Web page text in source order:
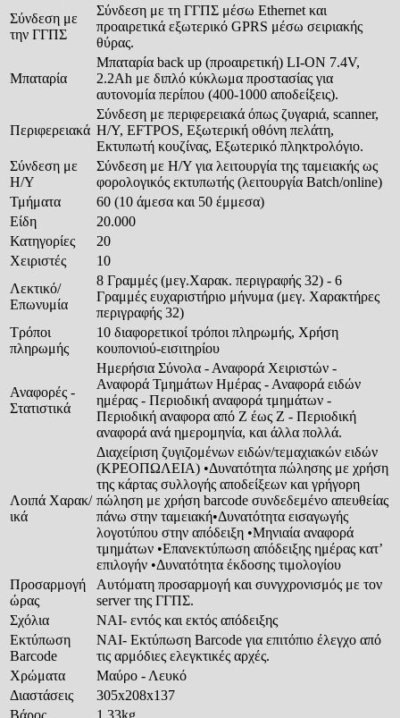
Σύνδεση με
την ΓΓΠΣ
Σύνδεση με τη ΓΓΠΣ μέσω Ethernet και
προαιρετικά εξωτερικό GPRS μέσω σειριακής
θύρας.
Μπαταρία
Μπαταρία back up (προαιρετική) LI-ON 7.4V,
2.2Ah με διπλό κύκλωμα προστασίας για
αυτονομία περίπου (400-1000 αποδείξεις).
Περιφερειακά
Σύνδεση με περιφερειακά όπως ζυγαριά, scanner,
Η/Υ, EFTPOS, Εξωτερική οθόνη πελάτη,
Εκτυπωτή κουζίνας, Εξωτερικό πληκτρολόγιο.
Σύνδεση με
Η/Υ
Σύνδεση με Η/Υ για λειτουργία της ταμειακής ως
φορολογικός εκτυπωτής (λειτουργία Batch/online)
Τμήματα
60 (10 άμεσα και 50 έμμεσα)
Είδη
20.000
Κατηγορίες
20
Χειριστές
10
Λεκτικό/
Επωνυμία
8 Γραμμές (μεγ.Χαρακ. περιγραφής 32) - 6
Γραμμές ευχαριστήριο μήνυμα (μεγ. Χαρακτήρες
περιγραφής 32)
Τρόποι
πληρωμής
10 διαφορετικοί τρόποι πληρωμής, Χρήση
κουπονιού-εισιτηρίου
Αναφορές -
Στατιστικά
Ημερήσια Σύνολα - Αναφορά Χειριστών -
Αναφορά Τμημάτων Ημέρας - Αναφορά ειδών
ημέρας - Περιοδική αναφορά τμημάτων -
Περιοδική αναφορα από Ζ έως Ζ - Περιοδική
αναφορά ανά ημερομηνία, και άλλα πολλά.
Λοιπά Χαρακ/
ικά
Διαχείριση ζυγιζομένων ειδών/τεμαχιακών ειδών
(ΚΡΕΟΠΩΛΕΙΑ) •Δυνατότητα πώλησης με χρήση
της κάρτας συλλογής αποδείξεων και γρήγορη
πώληση με χρήση barcode συνδεδεμένο απευθείας
πάνω στην ταμειακή•Δυνατότητα εισαγωγής
λογοτύπου στην απόδειξη •Μηνιαία αναφορά
τμημάτων •Επανεκτύπωση απόδειξης ημέρας κατ’
επιλογήν •Δυνατότητα έκδοσης τιμολογίου
Προσαρμογή
ώρας
Αυτόματη προσαρμογή και συνγχρονισμός με τον
server της ΓΓΠΣ.
Σχόλια
ΝΑΙ- εντός και εκτός απόδειξης
Εκτύπωση
Barcode
ΝΑΙ- Εκτύπωση Barcode για επιτόπιο έλεγχο από
τις αρμόδιες ελεγκτικές αρχές.
Χρώματα
Μαύρο - Λευκό
Διαστάσεις
305x208x137